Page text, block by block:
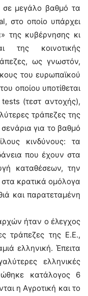
σε μεγάλο βαθμό τα
στο οποίο υπάρχει
της κυβέρνησης κι
της κοινοτικής
ως γνωστόν,
του ευρωπαϊκού
οποίου υποτίθεται
(τεστ αντοχής),
τράπεζες της
για το βαθμό
κινδύνους: τα
που έχουν στα
καταθέσεων, την
στα κρατικά ομόλογα
και παρατεταμένη
ήταν ο έλεγχος
τράπεζες της Ε.Ε.,
ελληνική. Έπειτα
ελληνικές
κατάλογος 6
η Αγροτική και το